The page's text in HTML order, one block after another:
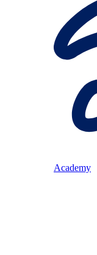
Academy